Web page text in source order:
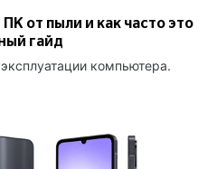
от пыли и как часто это
гайд
компьютера.